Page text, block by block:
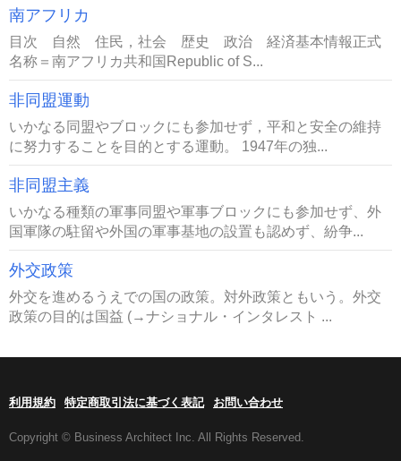
南アフリカ
目次 自然 住民，社会 歴史 政治 経済基本情報正式
名称＝南アフリカ共和国Republic of S...
非同盟運動
いかなる同盟やブロックにも参加せず，平和と安全の維持
に努力することを目的とする運動。 1947年の独...
非同盟主義
いかなる種類の軍事同盟や軍事ブロックにも参加せず、外
国軍隊の駐留や外国の軍事基地の設置も認めず、紛争...
外交政策
外交を進めるうえでの国の政策。対外政策ともいう。外交
政策の目的は国益 (→ナショナル・インタレスト ...
利用規約 特定商取引法に基づく表記 お問い合わせ
Copyright © Business Architect Inc. All Rights Reserved.